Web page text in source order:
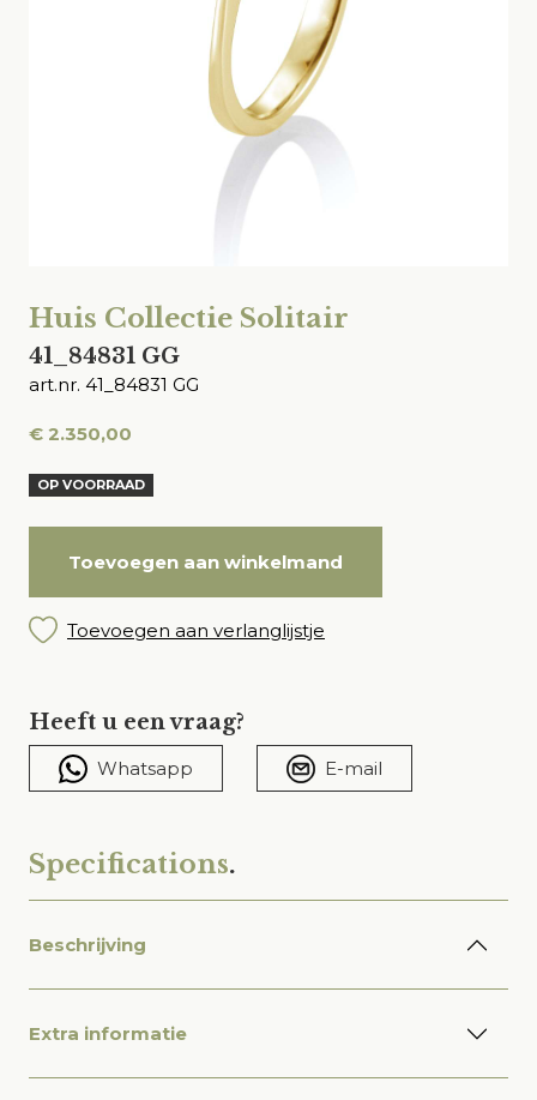
Huis Collectie Solitair
41_84831 GG
art.nr. 41_84831 GG
€ 2.350,00
OP VOORRAAD
Toevoegen aan winkelmand
Toevoegen aan verlanglijstje
Heeft u een vraag?
Whatsapp E-mail
Specifications.
Beschrijving
Extra informatie